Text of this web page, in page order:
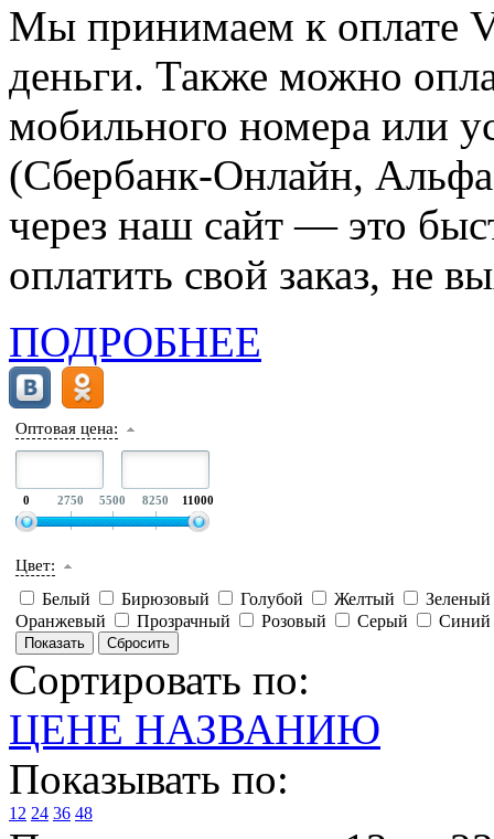
Мы принимаем к оплате
деньги. Также можно
мобильного номера или
(Сбербанк-Онлайн,
через наш сайт — это
оплатить свой заказ, не
ПОДРОБНЕЕ
Оптовая цена:
0 2750 5500 8250 11000
Цвет:
Белый Бирюзовый Голубой Желтый
Зеленый
Оранжевый
Прозрачный Розовый Серый Синий
Сортировать по:
ЦЕНЕ НАЗВАНИЮ
Показывать по:
12 24 36 48